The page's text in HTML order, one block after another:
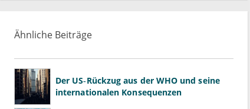
Ähnliche Beiträge
Der US‑Rückzug aus der WHO und seine
internationalen Konsequenzen